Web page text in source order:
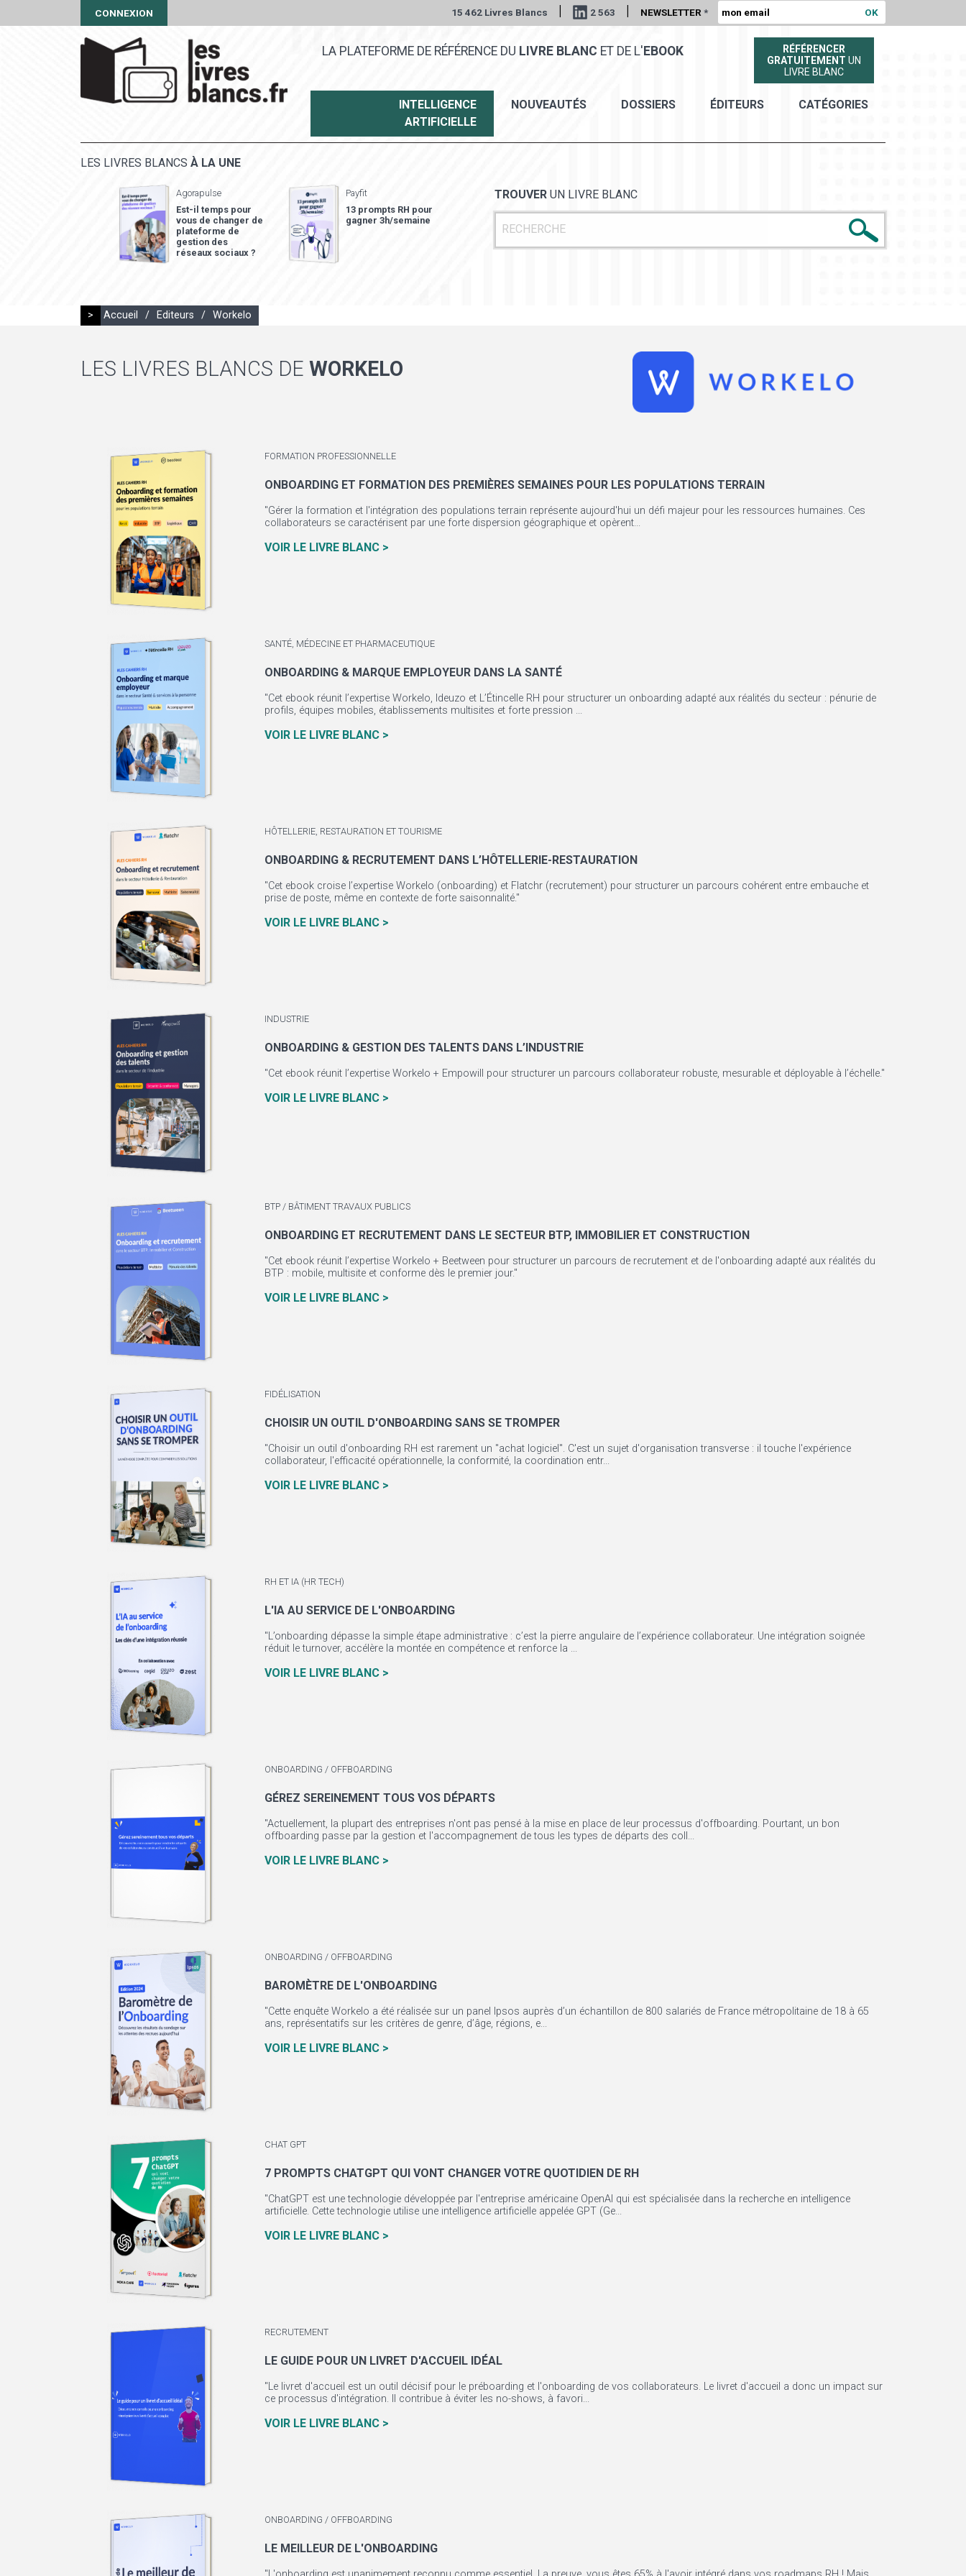
CONNEXION 15 462 Livres Blancs | 2 563 | NEWSLETTER *
LA PLATEFORME DE RÉFÉRENCE DU LIVRE BLANC ET DE L' EBOOK
RÉFÉRENCER
GRATUITEMENT UN
LIVRE BLANC
INTELLIGENCE
ARTIFICIELLE
NOUVEAUTÉS DOSSIERS ÉDITEURS CATÉGORIES
LES LIVRES BLANCS À LA UNE
Agorapulse
Est-il temps pour
vous de changer de
plateforme de
gestion des
réseaux sociaux ?
Payfit
13 prompts RH pour
gagner 3h/semaine
TROUVER UN LIVRE BLANC
> Accueil / Editeurs / Workelo
LES LIVRES BLANCS DE WORKELO
FORMATION PROFESSIONNELLE
ONBOARDING ET FORMATION DES PREMIÈRES SEMAINES POUR LES POPULATIONS TERRAIN
"Gérer la formation et l'intégration des populations terrain représente aujourd'hui un défi majeur pour les ressources humaines. Ces
collaborateurs se caractérisent par une forte dispersion géographique et opèrent...
VOIR LE LIVRE BLANC >
SANTÉ, MÉDECINE ET PHARMACEUTIQUE
ONBOARDING & MARQUE EMPLOYEUR DANS LA SANTÉ
"Cet ebook réunit l’expertise Workelo, Ideuzo et L’Étincelle RH pour structurer un onboarding adapté aux réalités du secteur : pénurie de
profils, équipes mobiles, établissements multisites et forte pression ...
VOIR LE LIVRE BLANC >
HÔTELLERIE, RESTAURATION ET TOURISME
ONBOARDING & RECRUTEMENT DANS L’HÔTELLERIE-RESTAURATION
"Cet ebook croise l’expertise Workelo (onboarding) et Flatchr (recrutement) pour structurer un parcours cohérent entre embauche et
prise de poste, même en contexte de forte saisonnalité."
VOIR LE LIVRE BLANC >
INDUSTRIE
ONBOARDING & GESTION DES TALENTS DANS L’INDUSTRIE
"Cet ebook réunit l’expertise Workelo + Empowill pour structurer un parcours collaborateur robuste, mesurable et déployable à l’échelle."
VOIR LE LIVRE BLANC >
BTP / BÂTIMENT TRAVAUX PUBLICS
ONBOARDING ET RECRUTEMENT DANS LE SECTEUR BTP, IMMOBILIER ET CONSTRUCTION
"Cet ebook réunit l’expertise Workelo + Beetween pour structurer un parcours de recrutement et de l'onboarding adapté aux réalités du
BTP : mobile, multisite et conforme dès le premier jour."
VOIR LE LIVRE BLANC >
FIDÉLISATION
CHOISIR UN OUTIL D'ONBOARDING SANS SE TROMPER
"Choisir un outil d'onboarding RH est rarement un "achat logiciel". C'est un sujet d'organisation transverse : il touche l'expérience
collaborateur, l'efficacité opérationnelle, la conformité, la coordination entr...
VOIR LE LIVRE BLANC >
RH ET IA (HR TECH)
L'IA AU SERVICE DE L'ONBOARDING
"L’onboarding dépasse la simple étape administrative : c’est la pierre angulaire de l’expérience collaborateur. Une intégration soignée
réduit le turnover, accélère la montée en compétence et renforce la ...
VOIR LE LIVRE BLANC >
ONBOARDING / OFFBOARDING
GÉREZ SEREINEMENT TOUS VOS DÉPARTS
"Actuellement, la plupart des entreprises n'ont pas pensé à la mise en place de leur processus d'offboarding. Pourtant, un bon
offboarding passe par la gestion et l'accompagnement de tous les types de départs des coll...
VOIR LE LIVRE BLANC >
ONBOARDING / OFFBOARDING
BAROMÈTRE DE L'ONBOARDING
"Cette enquête Workelo a été réalisée sur un panel Ipsos auprès d’un échantillon de 800 salariés de France métropolitaine de 18 à 65
ans, représentatifs sur les critères de genre, d’âge, régions, e...
VOIR LE LIVRE BLANC >
CHAT GPT
7 PROMPTS CHATGPT QUI VONT CHANGER VOTRE QUOTIDIEN DE RH
"ChatGPT est une technologie développée par l'entreprise américaine OpenAI qui est spécialisée dans la recherche en intelligence
artificielle. Cette technologie utilise une intelligence artificielle appelée GPT (Ge...
VOIR LE LIVRE BLANC >
RECRUTEMENT
LE GUIDE POUR UN LIVRET D'ACCUEIL IDÉAL
"Le livret d'accueil est un outil décisif pour le préboarding et l'onboarding de vos collaborateurs. Le livret d'accueil a donc un impact sur
ce processus d'intégration. Il contribue à éviter les no-shows, à favori...
VOIR LE LIVRE BLANC >
ONBOARDING / OFFBOARDING
LE MEILLEUR DE L'ONBOARDING